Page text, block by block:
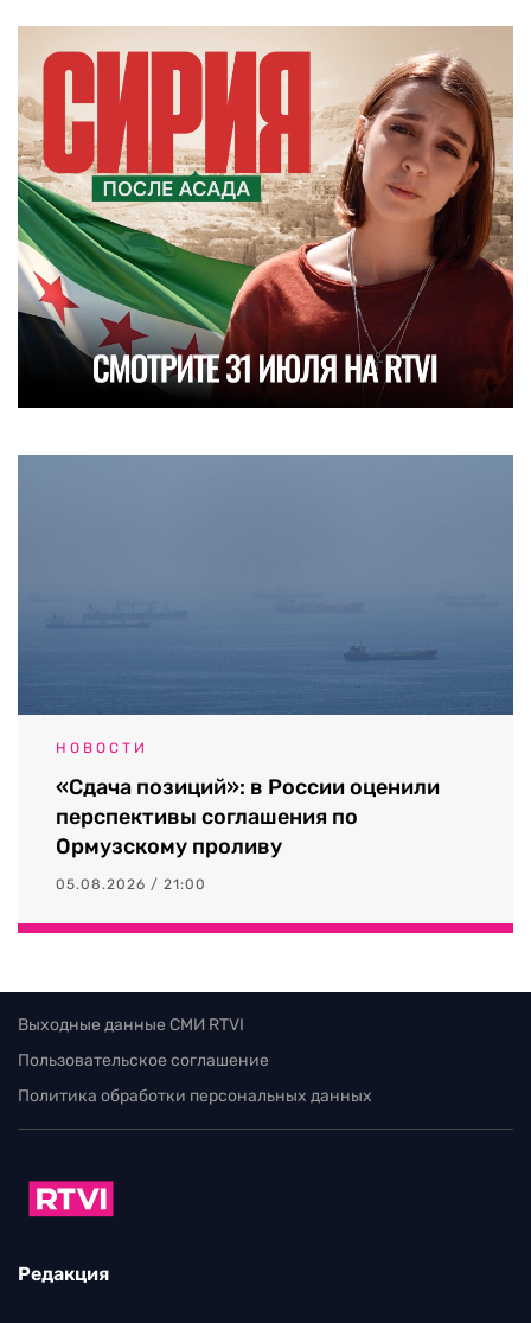
НОВОСТИ
«Сдача позиций»: в России оценили
перспективы соглашения по
Ормузскому проливу
05.08.2026 / 21:00
Выходные данные СМИ RTVI
Пользовательское соглашение
Политика обработки персональных данных
Редакция